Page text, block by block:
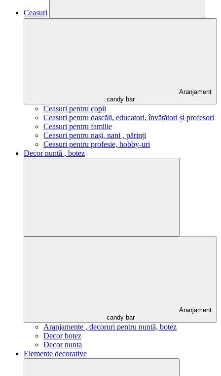
Ceasuri
Aranjament
candy bar
Ceasuri pentru copii
Ceasuri pentru dascăli, educatori, învățători și profesori
Ceasuri pentru familie
Ceasuri pentru nași, nani , părinți
Ceasuri pentru profesie, hobby-uri
Decor nuntă , botez
Aranjament
candy bar
Aranjamente , decoruri pentru nuntă, botez
Decor botez
Decor nunta
Elemente decorative